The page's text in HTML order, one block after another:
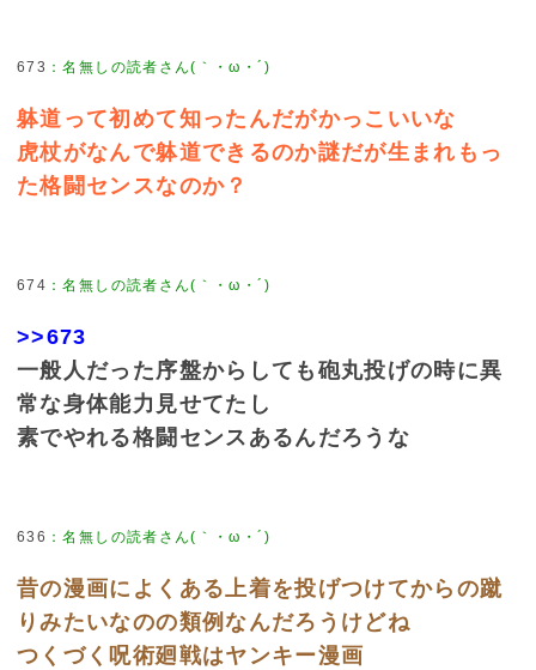
673 ：名無しの読者さん(｀・ω・´)
躰道って初めて知ったんだがかっこいいな
虎杖がなんで躰道できるのか謎だが生まれもっ
た格闘センスなのか？
674 ：名無しの読者さん(｀・ω・´)
>>673
一般人だった序盤からしても砲丸投げの時に異
常な身体能力見せてたし
素でやれる格闘センスあるんだろうな
636 ：名無しの読者さん(｀・ω・´)
昔の漫画によくある上着を投げつけてからの蹴
りみたいなのの類例なんだろうけどね
つくづく呪術廻戦はヤンキー漫画